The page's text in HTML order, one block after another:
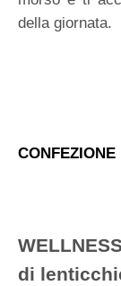
della giornata.
CONFEZIONE
di